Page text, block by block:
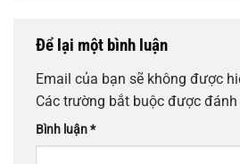
Để lại một bình luận
Email của bạn sẽ không được
Các trường bắt buộc được đánh
Bình luận*